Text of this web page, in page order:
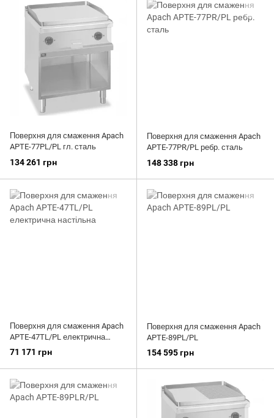
Поверхня для смаження Apach
APTE-77PL/PL гл. сталь
134 261 грн
Поверхня для смаження Apach
APTE-77PR/PL ребр. сталь
148 338 грн
Поверхня для смаження Apach
APTE-47TL/PL електрична
настільна
71 171 грн
Поверхня для смаження Apach
APTE-89PL/PL
154 595 грн